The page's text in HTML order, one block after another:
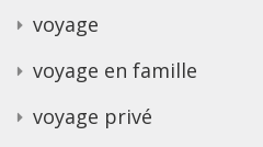
voyage
voyage en famille
voyage privé